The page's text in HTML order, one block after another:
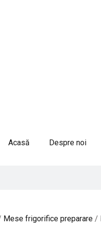
Acasă Despre noi
Mese frigorifice preparare /